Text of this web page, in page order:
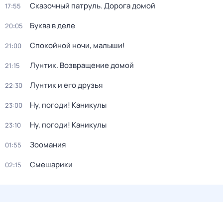
17:55 Сказочный патруль. Дорога домой
20:05 Буква в деле
21:00 Спокойной ночи, малыши!
21:15 Лунтик. Возвращение домой
22:30 Лунтик и его друзья
23:00 Ну, погоди! Каникулы
23:10 Ну, погоди! Каникулы
01:55 Зоомания
02:15 Смешарики